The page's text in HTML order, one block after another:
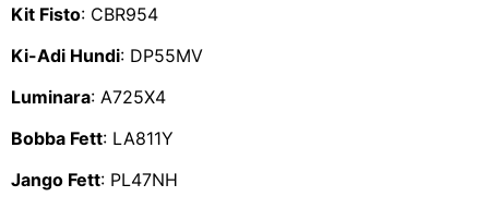
Kit Fisto: CBR954
Ki-Adi Hundi: DP55MV
Luminara: A725X4
Bobba Fett: LA811Y
Jango Fett: PL47NH